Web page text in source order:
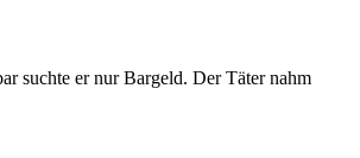
suchte er nur Bargeld. Der Täter nahm